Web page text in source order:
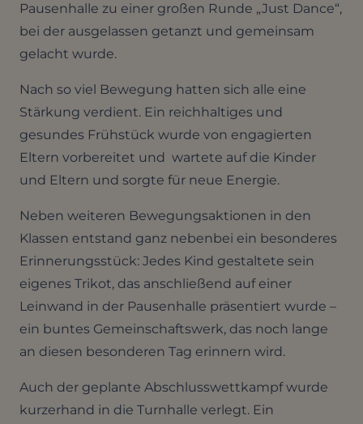
Pausenhalle zu einer großen Runde „Just Dance“,
bei der ausgelassen getanzt und gemeinsam
gelacht wurde.
Nach so viel Bewegung hatten sich alle eine
Stärkung verdient. Ein reichhaltiges und
gesundes Frühstück wurde von engagierten
Eltern vorbereitet und wartete auf die Kinder
und Eltern und sorgte für neue Energie.
Neben weiteren Bewegungsaktionen in den
Klassen entstand ganz nebenbei ein besonderes
Erinnerungsstück: Jedes Kind gestaltete sein
eigenes Trikot, das anschließend auf einer
Leinwand in der Pausenhalle präsentiert wurde –
ein buntes Gemeinschaftswerk, das noch lange
an diesen besonderen Tag erinnern wird.
Auch der geplante Abschlusswettkampf wurde
kurzerhand in die Turnhalle verlegt. Ein